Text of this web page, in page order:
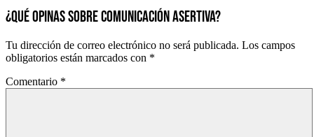
¿QUÉ OPINAS SOBRE COMUNICACIÓN ASERTIVA?
Tu dirección de correo electrónico no será publicada. Los campos
obligatorios están marcados con *
Comentario *